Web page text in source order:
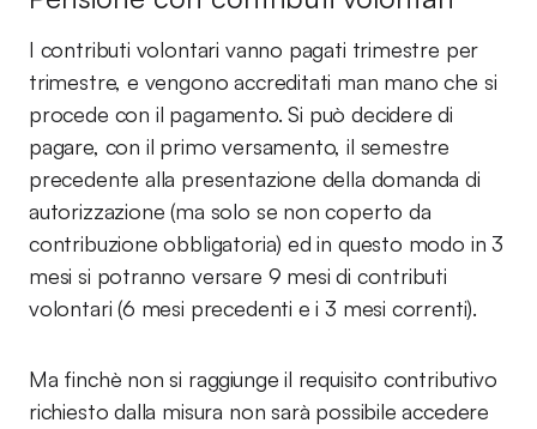
I contributi volontari vanno pagati trimestre per
trimestre, e vengono accreditati man mano che si
procede con il pagamento. Si può decidere di
pagare, con il primo versamento, il semestre
precedente alla presentazione della domanda di
autorizzazione (ma solo se non coperto da
contribuzione obbligatoria) ed in questo modo in 3
mesi si potranno versare 9 mesi di contributi
volontari (6 mesi precedenti e i 3 mesi correnti).
Ma finchè non si raggiunge il requisito contributivo
richiesto dalla misura non sarà possibile accedere